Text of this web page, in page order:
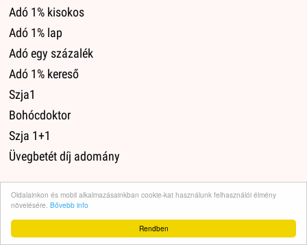
Rendben
Oldalainkon és mobil alkalmazásainkban cookie-kat használunk felhasználói élmény
növelésére. Bővebb info
Adó 1% kisokos
Adó 1% lap
Adó egy százalék
Adó 1% kereső
Szja1
Bohócdoktor
Szja 1+1
Üvegbetét díj adomány
Impresszum Médiaajánlat